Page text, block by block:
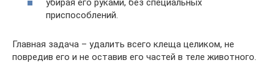
убирая его руками, без специальных
приспособлений.
Главная задача – удалить всего клеща целиком, не
повредив его и не оставив его частей в теле животного.